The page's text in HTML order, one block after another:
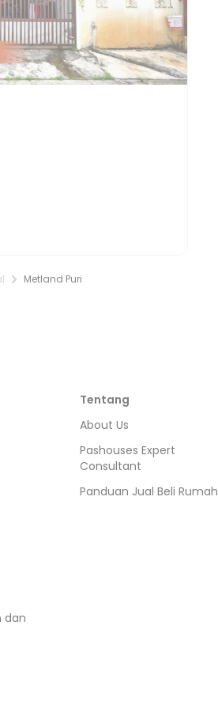
Metland Puri
dan
Tentang
About Us
Pashouses Expert
Consultant
Panduan Jual Beli Rumah